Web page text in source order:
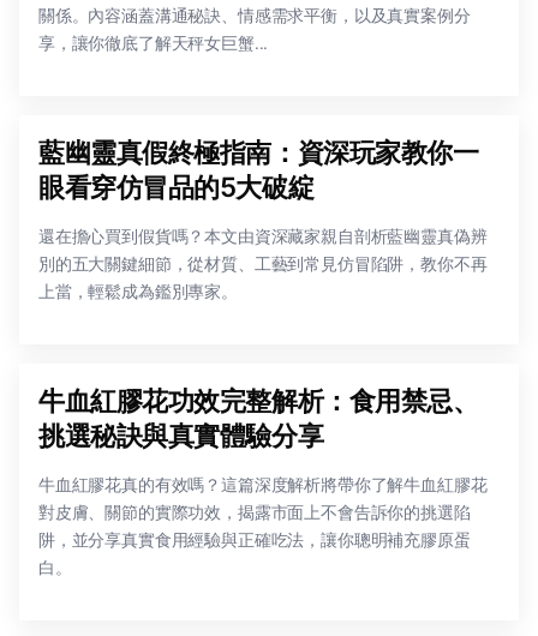
關係。內容涵蓋溝通秘訣、情感需求平衡，以及真實案例分
享，讓你徹底了解天秤女巨蟹...
藍幽靈真假終極指南：資深玩家教你一
眼看穿仿冒品的5大破綻
還在擔心買到假貨嗎？本文由資深藏家親自剖析藍幽靈真偽辨
別的五大關鍵細節，從材質、工藝到常見仿冒陷阱，教你不再
上當，輕鬆成為鑑別專家。
牛血紅膠花功效完整解析：食用禁忌、
挑選秘訣與真實體驗分享
牛血紅膠花真的有效嗎？這篇深度解析將帶你了解牛血紅膠花
對皮膚、關節的實際功效，揭露市面上不會告訴你的挑選陷
阱，並分享真實食用經驗與正確吃法，讓你聰明補充膠原蛋
白。